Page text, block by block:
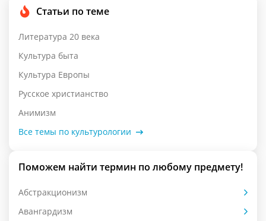
Статьи по теме
Литература 20 века
Культура быта
Культура Европы
Русское христианство
Анимизм
Все темы по культурологии
Поможем найти термин по любому предмету!
Абстракционизм
Авангардизм